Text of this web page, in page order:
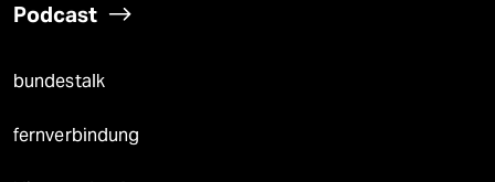
Podcast
bundestalk
fernverbindung